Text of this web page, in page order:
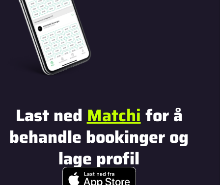
Last nedMatchifor å
behandle bookinger og
lage profil